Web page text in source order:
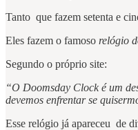
Tanto que fazem setenta e
Eles fazem o famoso relógio
Segundo o próprio site:
“O Doomsday Clock é um
devemos enfrentar se
Esse relógio já apareceu de